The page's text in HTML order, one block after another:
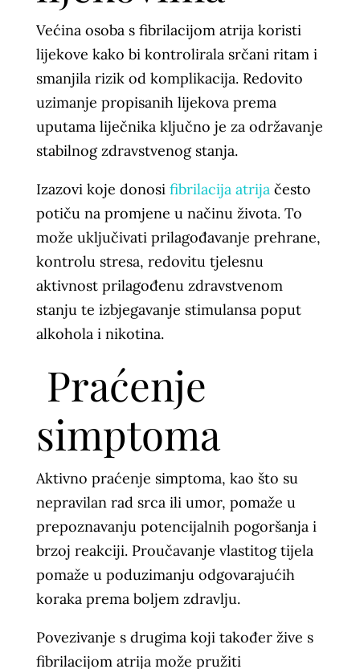
Većina osoba s fibrilacijom atrija koristi
lijekove kako bi kontrolirala srčani ritam i
smanjila rizik od komplikacija. Redovito
uzimanje propisanih lijekova prema
uputama liječnika ključno je za održavanje
stabilnog zdravstvenog stanja.
Izazovi koje donosi fibrilacija atrijačesto
potiču na promjene u načinu života. To
može uključivati prilagođavanje prehrane,
kontrolu stresa, redovitu tjelesnu
aktivnost prilagođenu zdravstvenom
stanju te izbjegavanje stimulansa poput
alkohola i nikotina.
Praćenje
simptoma
Aktivno praćenje simptoma, kao što su
nepravilan rad srca ili umor, pomaže u
prepoznavanju potencijalnih pogoršanja i
brzoj reakciji. Proučavanje vlastitog tijela
pomaže u poduzimanju odgovarajućih
koraka prema boljem zdravlju.
Povezivanje s drugima koji također žive s
fibrilacijom atrija može pružiti